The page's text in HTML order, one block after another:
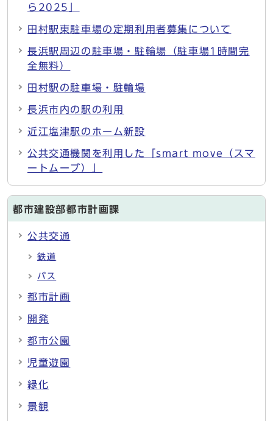
ら2025」
田村駅東駐車場の定期利用者募集について
長浜駅周辺の駐車場・駐輪場（駐車場1時間完
全無料）
田村駅の駐車場・駐輪場
長浜市内の駅の利用
近江塩津駅のホーム新設
公共交通機関を利用した「smart move（スマ
ートムーブ）」
都市建設部都市計画課
公共交通
鉄道
バス
都市計画
開発
都市公園
児童遊園
緑化
景観